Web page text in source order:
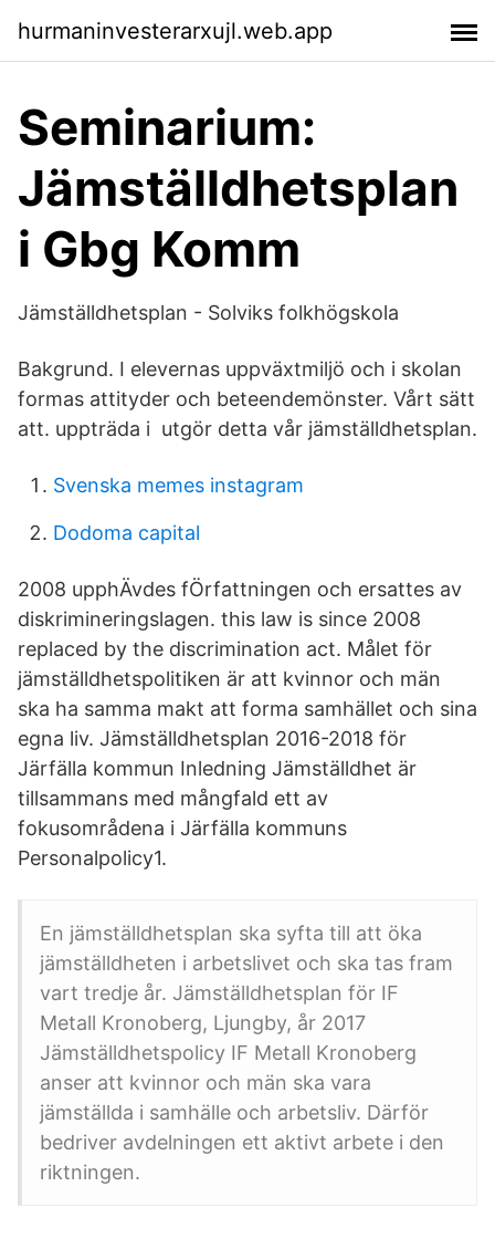
hurmaninvesterarxujl.web.app
Seminarium:
Jämställdhetsplan
i Gbg Komm
Jämställdhetsplan - Solviks folkhögskola
Bakgrund. I elevernas uppväxtmiljö och i skolan
formas attityder och beteendemönster. Vårt sätt
att. uppträda i utgör detta vår jämställdhetsplan.
Svenska memes instagram
Dodoma capital
2008 upphÄvdes fÖrfattningen och ersattes av
diskrimineringslagen. this law is since 2008
replaced by the discrimination act. Målet för
jämställdhetspolitiken är att kvinnor och män
ska ha samma makt att forma samhället och sina
egna liv. Jämställdhetsplan 2016-2018 för
Järfälla kommun Inledning Jämställdhet är
tillsammans med mångfald ett av
fokusområdena i Järfälla kommuns
Personalpolicy1.
En jämställdhetsplan ska syfta till att öka
jämställdheten i arbetslivet och ska tas fram
vart tredje år. Jämställdhetsplan för IF
Metall Kronoberg, Ljungby, år 2017
Jämställdhetspolicy IF Metall Kronoberg
anser att kvinnor och män ska vara
jämställda i samhälle och arbetsliv. Därför
bedriver avdelningen ett aktivt arbete i den
riktningen.